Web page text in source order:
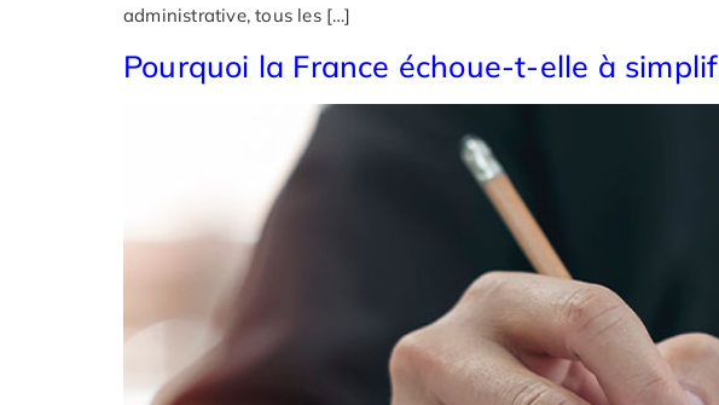
administrative, tous les […]
Pourquoi la France échoue-t-elle à